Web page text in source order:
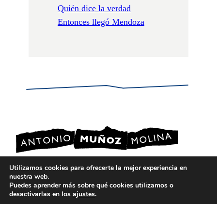
Quién dice la verdad
Entonces llegó Mendoza
POLÍTICA DE COOKIES
AVISO LEGAL
Utilizamos cookies para ofrecerte la mejor experiencia en
nuestra web.
Puedes aprender más sobre qué cookies utilizamos o
desactivarlas en los ajustes.